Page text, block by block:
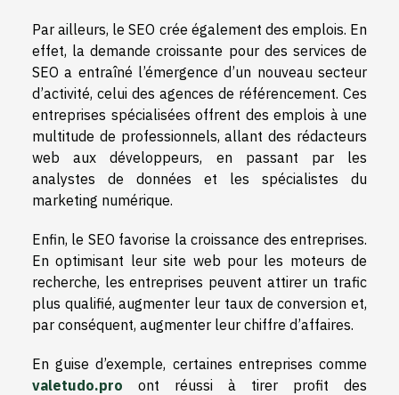
Par ailleurs, le SEO crée également des emplois. En
effet, la demande croissante pour des services de
SEO a entraîné l’émergence d’un nouveau secteur
d’activité, celui des agences de référencement. Ces
entreprises spécialisées offrent des emplois à une
multitude de professionnels, allant des rédacteurs
web aux développeurs, en passant par les
analystes de données et les spécialistes du
marketing numérique.
Enfin, le SEO favorise la croissance des entreprises.
En optimisant leur site web pour les moteurs de
recherche, les entreprises peuvent attirer un trafic
plus qualifié, augmenter leur taux de conversion et,
par conséquent, augmenter leur chiffre d’affaires.
En guise d’exemple, certaines entreprises comme
valetudo.pro ont réussi à tirer profit des